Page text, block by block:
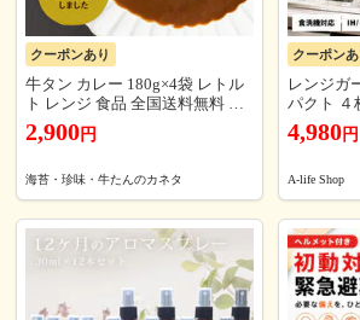
クーポンあり
牛タン カレー 180g×4袋 レトル
ト レンジ 食品 全国送料無料 ネ
コポス カネタ●牛たんカレー180
g×4袋● k-03
2,900円
海苔・珍味・牛たんのカネタ
クーポンあ
レンジガ
パクト ４
おしゃれ
イト ブラ
4,980円
A-life Shop